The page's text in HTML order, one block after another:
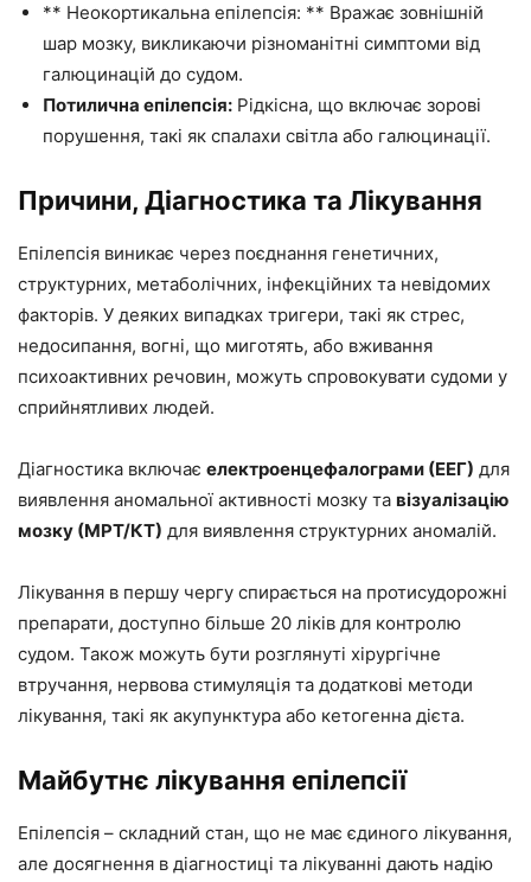
** Неокортикальна епілепсія: ** Вражає зовнішній
шар мозку, викликаючи різноманітні симптоми від
галюцинацій до судом.
Потилична епілепсія: Рідкісна, що включає зорові
порушення, такі як спалахи світла або галюцинації.
Причини, Діагностика та Лікування
Епілепсія виникає через поєднання генетичних,
структурних, метаболічних, інфекційних та невідомих
факторів. У деяких випадках тригери, такі як стрес,
недосипання, вогні, що миготять, або вживання
психоактивних речовин, можуть спровокувати судоми у
сприйнятливих людей.
Діагностика включає електроенцефалограми (ЕЕГ) для
виявлення аномальної активності мозку та візуалізацію
мозку (МРТ/КТ) для виявлення структурних аномалій.
Лікування в першу чергу спирається на протисудорожні
препарати, доступно більше 20 ліків для контролю
судом. Також можуть бути розглянуті хірургічне
втручання, нервова стимуляція та додаткові методи
лікування, такі як акупунктура або кетогенна дієта.
Майбутнє лікування епілепсії
Епілепсія – складний стан, що не має єдиного лікування,
але досягнення в діагностиці та лікуванні дають надію